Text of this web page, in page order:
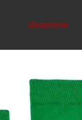
Шкарпетки